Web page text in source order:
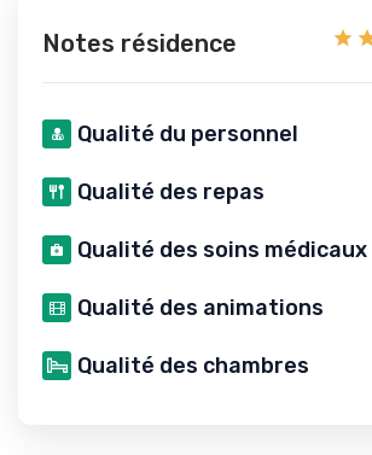
Notes résidence
Qualité du personnel
Qualité des repas
Qualité des soins médicaux
Qualité des animations
Qualité des chambres